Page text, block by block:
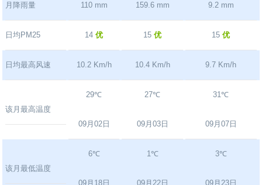
月降雨量 110 mm 159.6 mm 9.2 mm
日均PM25 14优 15优 15优
日均最高风速 10.2 Km/h 10.4 Km/h 9.7 Km/h
该月最高温度
29℃
09月02日
27℃
09月03日
31℃
09月07日
该月最低温度
6℃
09月18日
1℃
09月22日
3℃
09月23日